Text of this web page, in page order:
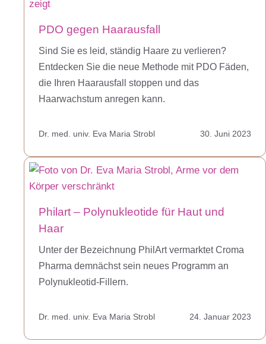
PDO gegen Haarausfall
Sind Sie es leid, ständig Haare zu verlieren?
Entdecken Sie die neue Methode mit PDO Fäden,
die Ihren Haarausfall stoppen und das
Haarwachstum anregen kann.
Dr. med. univ. Eva Maria Strobl 30. Juni 2023
Philart – Polynukleotide für Haut und
Haar
Unter der Bezeichnung PhilArt vermarktet Croma
Pharma demnächst sein neues Programm an
Polynukleotid-Fillern.
Dr. med. univ. Eva Maria Strobl 24. Januar 2023